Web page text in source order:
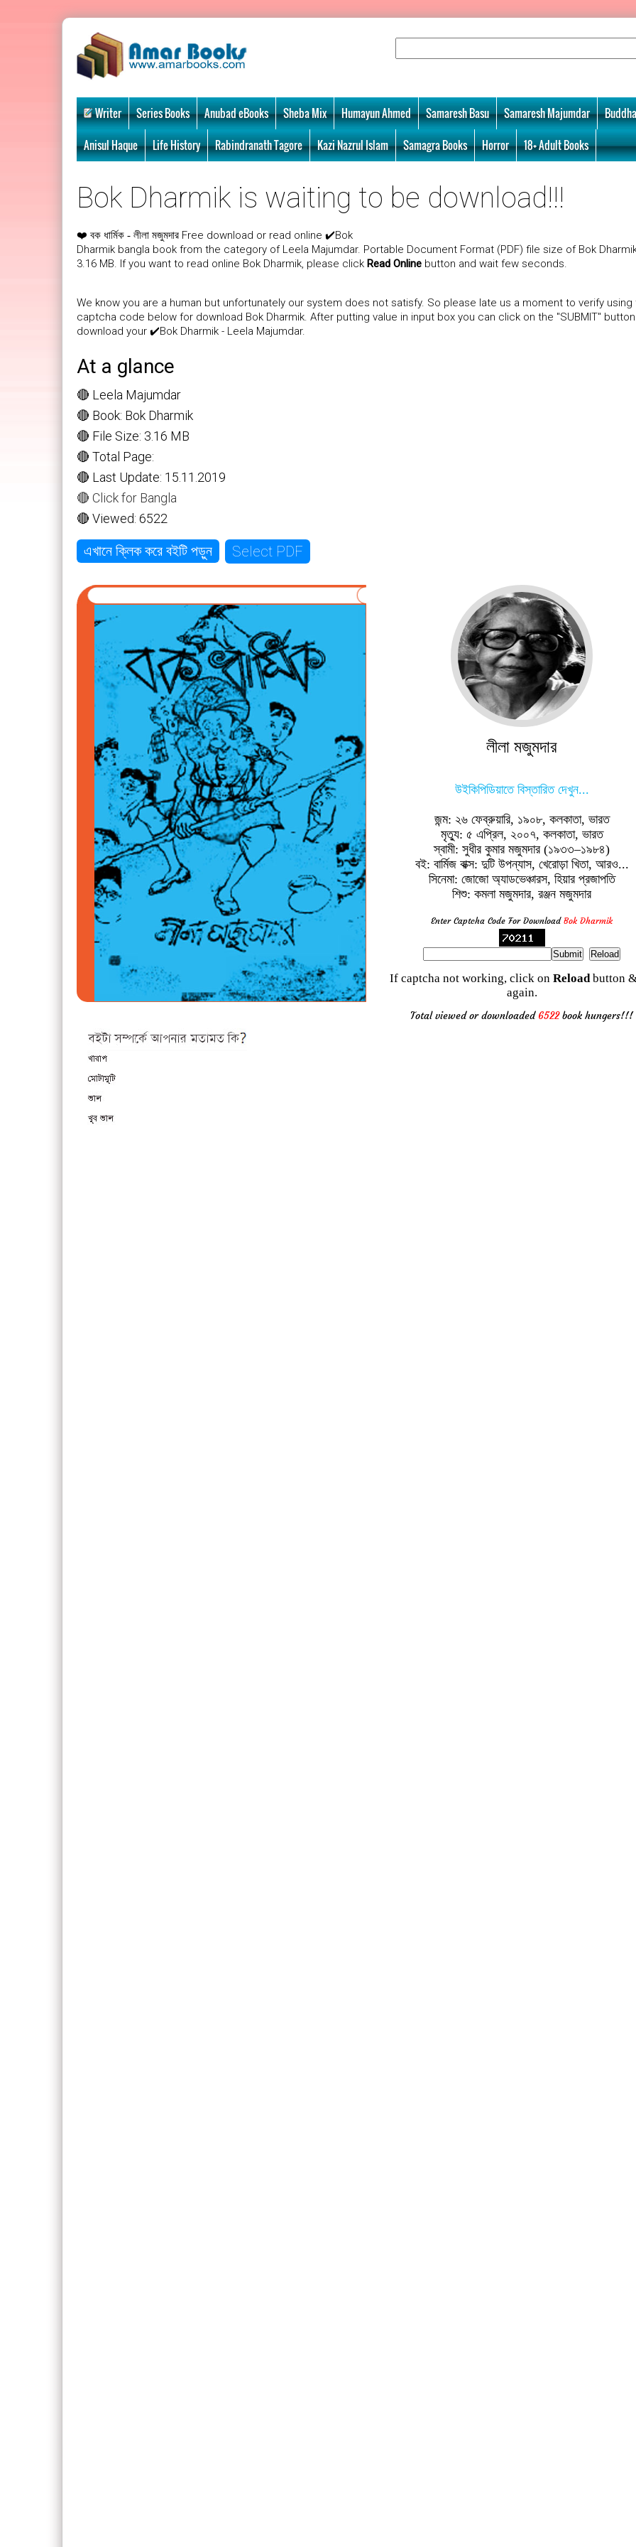
Writer Series Books Anubad eBooks Sheba Mix Humayun Ahmed Samaresh Basu Samaresh Majumdar
Anisul Haque Life History Rabindranath Tagore Kazi Nazrul Islam Samagra Books Horror 18+ Adult Books
Bok Dharmik is waiting to be download!!!
❤️ বক ধার্মিক - লীলা মজুমদার Free download or read online ✔️Bok
Dharmik bangla book from the category of Leela Majumdar. Portable Document Format (PDF) file size of Bok
3.16 MB. If you want to read online Bok Dharmik, please click Read Online button and wait few seconds.
We know you are a human but unfortunately our system does not satisfy. So please late us a moment to verify using
captcha code below for download Bok Dharmik. After putting value in input box you can click on the "SUBMIT"
download your ✔️Bok Dharmik - Leela Majumdar.
At a glance
🔴 Leela Majumdar
🔴 Book: Bok Dharmik
🔴 File Size: 3.16 MB
🔴 Total Page:
🔴 Last Update: 15.11.2019
🔴 Click for Bangla
🔴 Viewed: 6522
এখানে ক্লিক করে বইটি পড়ুন Select PDF
লীলা মজুমদার
উইকিপিডিয়াতে বিস্তারিত দেখুন...
জন্ম: ২৬ ফেব্রুয়ারি, ১৯০৮, কলকাতা, ভারত
মৃত্যু: ৫ এপ্রিল, ২০০৭, কলকাতা, ভারত
স্বামী: সুধীর কুমার মজুমদার (১৯৩৩–১৯৮৪)
বই: বার্মিজ বাক্স: দুটি উপন্যাস, খেরোড়া খিতা, আরও...
সিনেমা: জোজো অ্যাডভেঞ্চারস, হিয়ার প্রজাপতি
শিশু: কমলা মজুমদার, রঞ্জন মজুমদার
Enter Captcha Code For Download Bok Dharmik
If captcha not working, click on Reloadbutton
again.
Total viewed or downloaded 6522book hungers!!!